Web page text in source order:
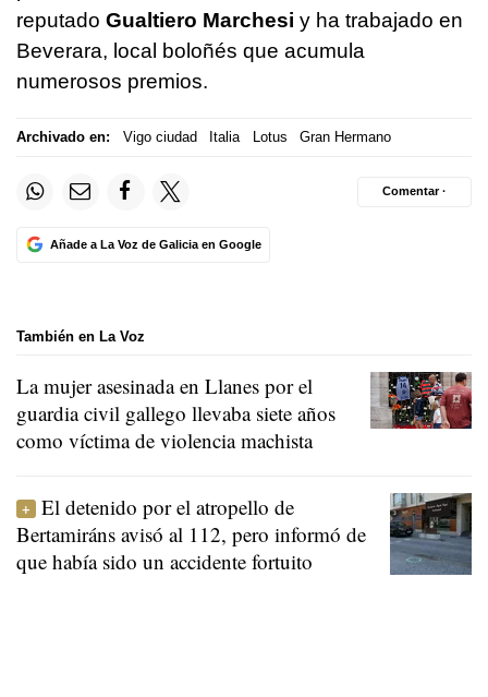
reputado Gualtiero Marchesi y ha trabajado en
Beverara, local boloñés que acumula
numerosos premios.
Archivado en: Vigo ciudad Italia Lotus Gran Hermano
Añade a La Voz de Galicia en Google
Comentar ·
También en La Voz
La mujer asesinada en Llanes por el
guardia civil gallego llevaba siete años
como víctima de violencia machista
El detenido por el atropello de
Bertamiráns avisó al 112, pero informó de
que había sido un accidente fortuito